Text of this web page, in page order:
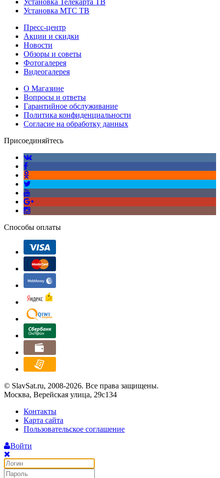
Установка МТС ТВ
Пресс-центр
Акции и скидки
Новости
Обзоры и советы
Фотогалерея
Видеогалерея
О Магазине
Вопросы и ответы
Гарантийное обслуживание
Политика конфиденциальности
Согласие на обработку данных
Присоединяйтесь
Способы оплаты
© SlavSat.ru, 2008-2026. Все права защищены.
Москва, Верейская улица, 29с134
Контакты
Карта сайта
Пользовательское соглашение
Войти